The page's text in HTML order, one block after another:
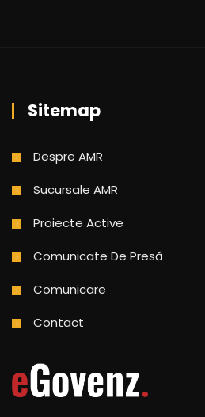
Sitemap
Despre AMR
Sucursale AMR
Proiecte Active
Comunicate De Presă
Comunicare
Contact